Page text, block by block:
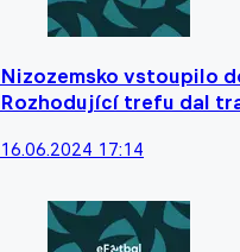
Nizozemsko vstoupilo
Rozhodující trefu dal
16.06.2024 17:14